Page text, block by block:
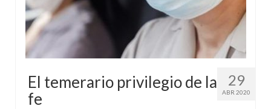
29
ABR 2020
El temerario privilegio de la
fe